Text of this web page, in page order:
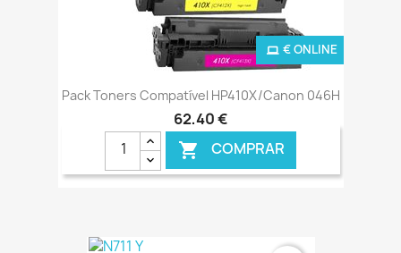
Pack Toners Compatível HP410X/Canon 046H
62,40 €
 COMPRAR
€ ONLINE